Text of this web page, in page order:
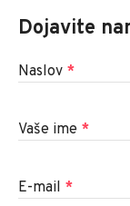
Dojavite
Naslov *
Vaše ime *
E-mail *